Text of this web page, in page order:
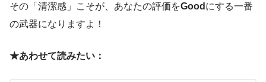
その「清潔感」こそが、あなたの評価をGood にする一番
の武器になりますよ！
★あわせて読みたい：